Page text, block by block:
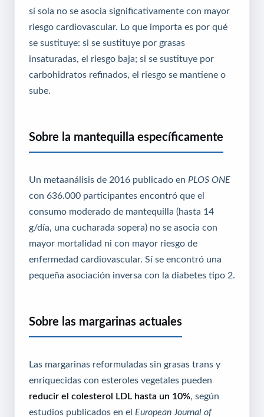
sí sola no se asocia significativamente con mayor
riesgo cardiovascular. Lo que importa es por qué
se sustituye: si se sustituye por grasas
insaturadas, el riesgo baja; si se sustituye por
carbohidratos refinados, el riesgo se mantiene o
sube.
Sobre la mantequilla específicamente
Un metaanálisis de 2016 publicado en PLOS ONE
con 636.000 participantes encontró que el
consumo moderado de mantequilla (hasta 14
g/día, una cucharada sopera) no se asocia con
mayor mortalidad ni con mayor riesgo de
enfermedad cardiovascular. Sí se encontró una
pequeña asociación inversa con la diabetes tipo 2.
Sobre las margarinas actuales
Las margarinas reformuladas sin grasas trans y
enriquecidas con esteroles vegetales pueden
reducir el colesterol LDL hasta un 10% , según
estudios publicados en el European Journal of